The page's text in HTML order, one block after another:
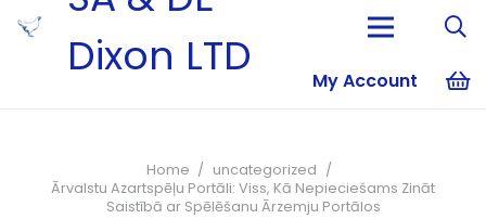
Dixon LTD
My Account
Home / uncategorized /
Ārvalstu Azartspēļu Portāli: Viss, Kā Nepieciešams Zināt
Saistībā ar Spēlēšanu Ārzemju Portālos